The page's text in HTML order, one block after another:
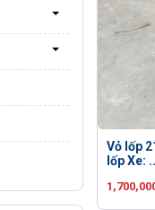
Vỏ lốp
lốp Xe: